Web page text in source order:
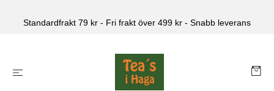
Standardfrakt 79 kr - Fri frakt över 499 kr - Snabb leverans